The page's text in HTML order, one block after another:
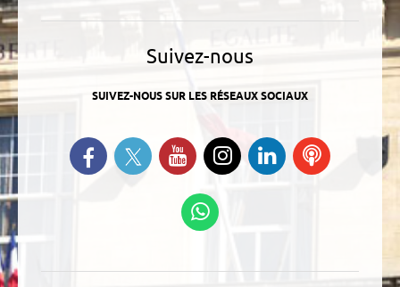
Suivez-nous
SUIVEZ-NOUS SUR LES RÉSEAUX SOCIAUX
Retrouvez-nous sur Facebook
Suivez-nous sur Twitter
Suivez-nous sur YouTube
Suivez-nous sur
Instagram
Retrouvez-
nous sur
Ecoutez